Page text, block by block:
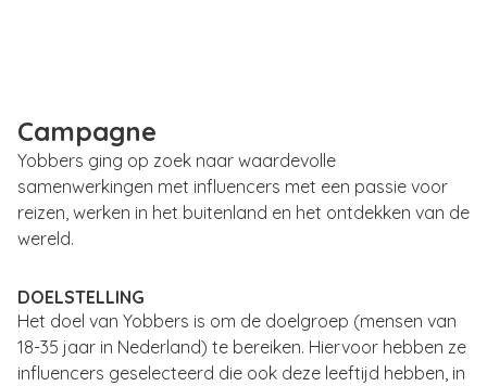
Campagne
Yobbers ging op zoek naar waardevolle
samenwerkingen met influencers met een passie voor
reizen, werken in het buitenland en het ontdekken van de
wereld.
DOELSTELLING
Het doel van Yobbers is om de doelgroep (mensen van
18-35 jaar in Nederland) te bereiken. Hiervoor hebben ze
influencers geselecteerd die ook deze leeftijd hebben, in